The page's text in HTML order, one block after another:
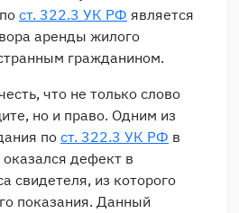
ст. 322.3 УК РФ является
аренды жилого
гражданином.
что не только слово
но и право. Одним из
по ст. 322.3 УК РФ в
дефект в
свидетеля, из которого
показания. Данный